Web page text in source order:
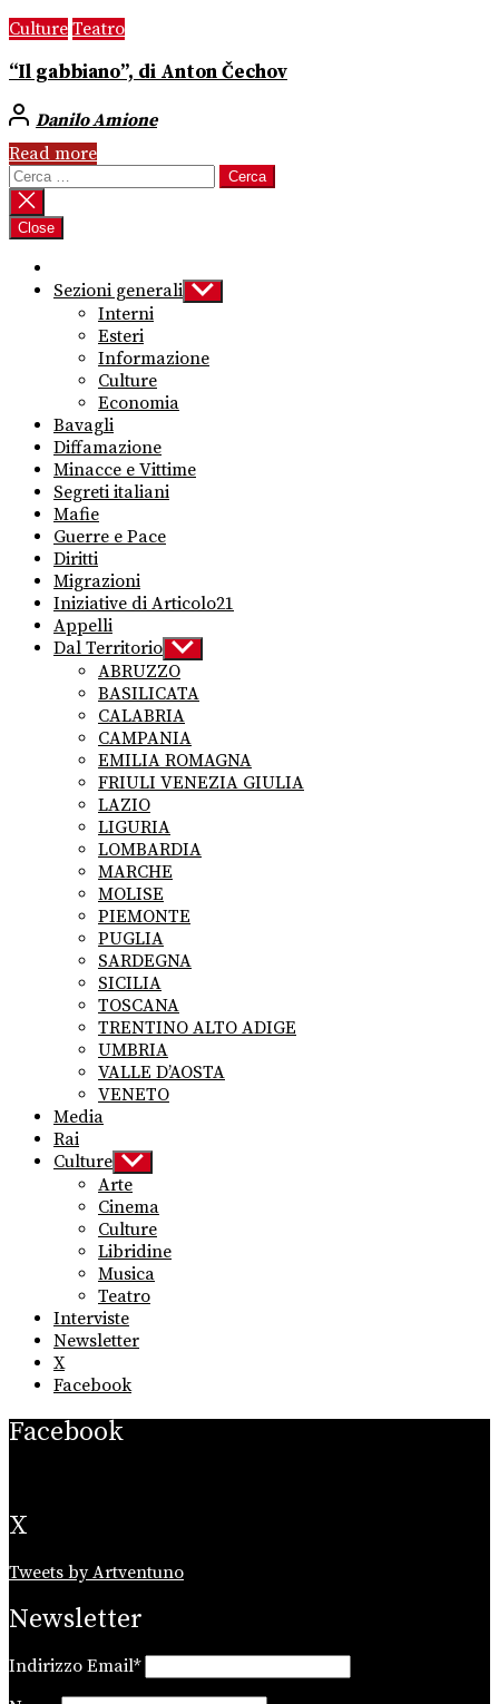
Culture Teatro
“Il gabbiano”, di Anton Čechov
Danilo Amione
Read more
Ricerca
per:
Close
Sezioni generali Show
sub
Interni
Esteri
Informazione
Culture
Economia
Bavagli
Diffamazione
Minacce e Vittime
Segreti italiani
Mafie
Guerre e Pace
Diritti
Migrazioni
Iniziative di Articolo21
Appelli
Dal Territorio Show
sub
menu
ABRUZZO
BASILICATA
CALABRIA
CAMPANIA
EMILIA ROMAGNA
FRIULI VENEZIA GIULIA
LAZIO
LIGURIA
LOMBARDIA
MARCHE
MOLISE
PIEMONTE
PUGLIA
SARDEGNA
SICILIA
TOSCANA
TRENTINO ALTO ADIGE
UMBRIA
VALLE D’AOSTA
VENETO
Media
Rai
Culture Show
sub
menu
Arte
Cinema
Culture
Libridine
Musica
Teatro
Interviste
Newsletter
X
Facebook
Facebook
X
Tweets by Artventuno
Newsletter
Indirizzo Email*